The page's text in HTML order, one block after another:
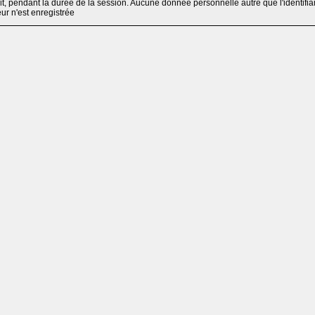
pendant la durée de la session. Aucune donnée personnelle autre que
n'est enregistrée